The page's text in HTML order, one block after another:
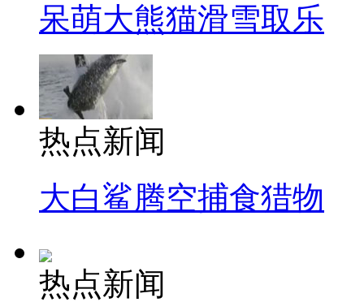
呆萌大熊猫滑雪取乐
热点新闻
大白鲨腾空捕食猎物
热点新闻